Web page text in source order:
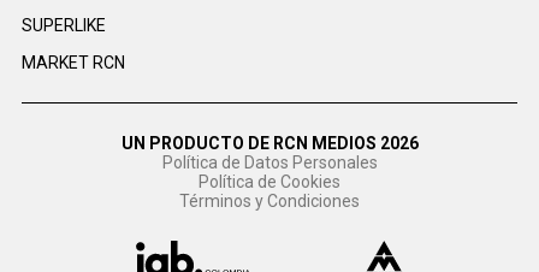
SUPERLIKE
MARKET RCN
UN PRODUCTO DE RCN MEDIOS 2026
Política de Datos Personales
Política de Cookies
Términos y Condiciones